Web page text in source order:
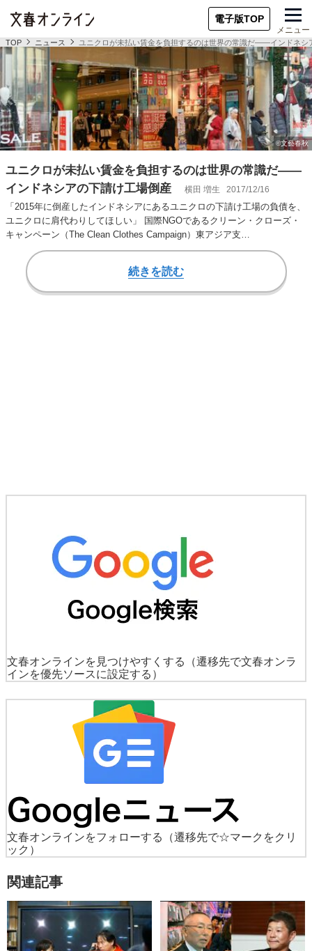
電子版TOP
メニュー
TOP ニュース ユニクロが未払い賃金を負担するのは世界の常識だ――インドネシ
ユニクロが未払い賃金を負担するのは世界の常識だ――
インドネシアの下請け工場倒産
横田 増生 2017/12/16
「2015年に倒産したインドネシアにあるユニクロの下請け工場の負債を、
ユニクロに肩代わりしてほしい」 国際NGOであるクリーン・クローズ・
キャンペーン（The Clean Clothes Campaign）東アジア支…
続きを読む
文春オンラインを見つけやすくする
（遷移先で文春オンラ
インを優先ソースに設定する）
文春オンラインをフォローする
（遷移先で☆マークをクリ
ック）
関連記事